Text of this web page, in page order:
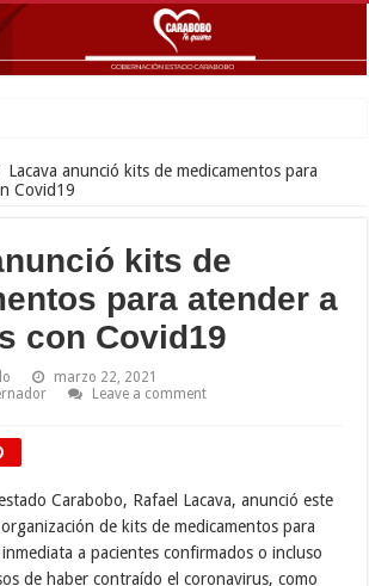
Lacava anunció kits de medicamentos para
Covid19
kits de
para atender a
con Covid19
marzo 22, 2021
Leave a comment
Carabobo, Rafael Lacava, anunció este
de kits de medicamentos para
a pacientes confirmados o incluso
de haber contraído el coronavirus, como